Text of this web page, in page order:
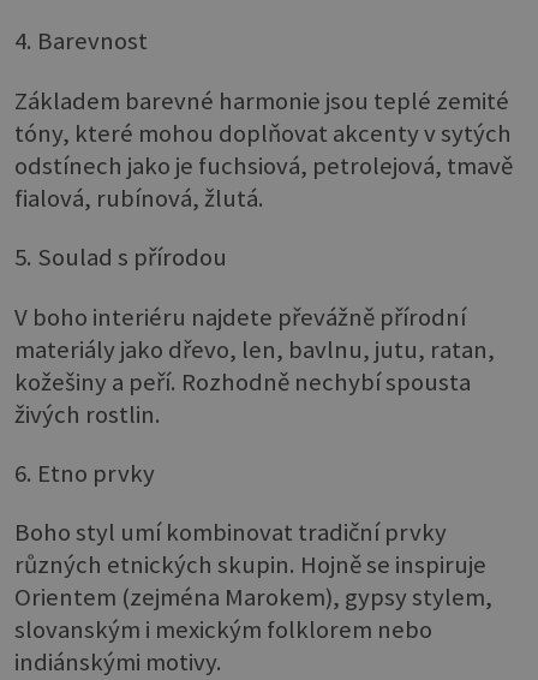
4. Barevnost
Základem barevné harmonie jsou teplé zemité
tóny, které mohou doplňovat akcenty v sytých
odstínech jako je fuchsiová, petrolejová, tmavě
fialová, rubínová, žlutá.
5. Soulad s přírodou
V boho interiéru najdete převážně přírodní
materiály jako dřevo, len, bavlnu, jutu, ratan,
kožešiny a peří. Rozhodně nechybí spousta
živých rostlin.
6. Etno prvky
Boho styl umí kombinovat tradiční prvky
různých etnických skupin. Hojně se inspiruje
Orientem (zejména Marokem), gypsy stylem,
slovanským i mexickým folklorem nebo
indiánskými motivy.